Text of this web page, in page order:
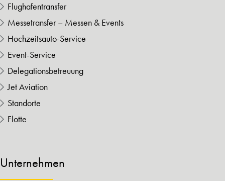
Flughafentransfer
Messetransfer – Messen & Events
Hochzeitsauto-Service
Event-Service
Delegationsbetreuung
Jet Aviation
Standorte
Flotte
Unternehmen